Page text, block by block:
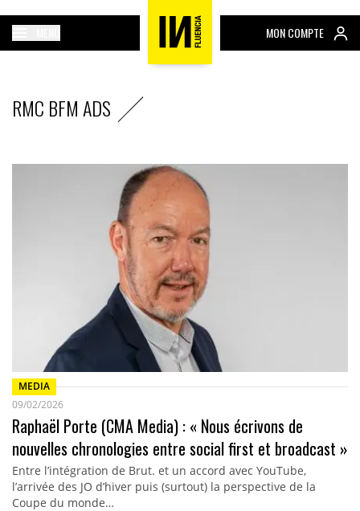
MON COMPTE
RMC BFM ADS
MEDIA
09/02/2026
Raphaël Porte (CMA Media) : « Nous écrivons de
nouvelles chronologies entre social first et broadcast »
Entre l’intégration de Brut. et un accord avec YouTube,
l’arrivée des JO d’hiver puis (surtout) la perspective de la
Coupe du monde…